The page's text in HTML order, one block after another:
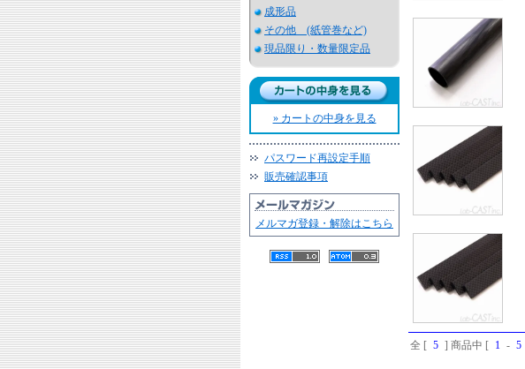
成形品
その他 (紙管巻など)
現品限り・数量限定品
» カートの中身を見る
パスワード再設定手順
販売確認事項
メルマガ登録・解除はこちら
全 [ 5 ] 商品中 [ 1 - 5